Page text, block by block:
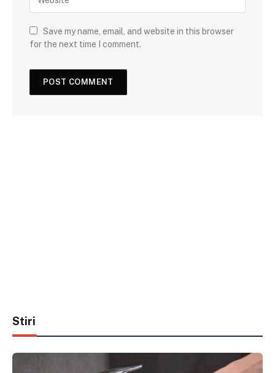
Save my name, email, and website in this browser
for the next time I comment.
Stiri